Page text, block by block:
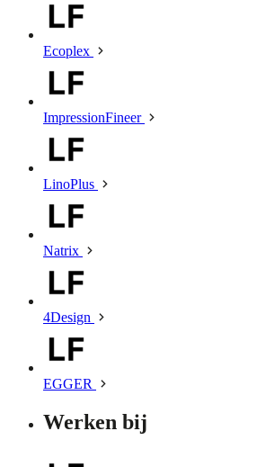
Ecoplex
ImpressionFineer
LinoPlus
Natrix
4Design
EGGER
Werken bij